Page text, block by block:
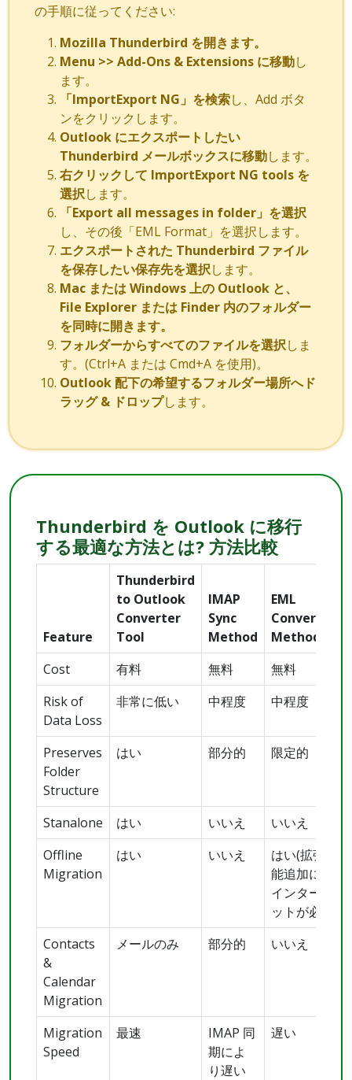
の手順に従ってください:
Mozilla Thunderbird を開きます。
Menu >> Add-Ons & Extensions に移動し
ます。
「ImportExport NG」を検索し、Add ボタ
ンをクリックします。
Outlook にエクスポートしたい
Thunderbird メールボックスに移動します。
右クリックして ImportExport NG tools を
選択します。
「Export all messages in folder」を選択
し、その後「EML Format」を選択します。
エクスポートされた Thunderbird ファイル
を保存したい保存先を選択します。
Mac または Windows 上の Outlook と、
File Explorer または Finder 内のフォルダー
を同時に開きます。
フォルダーからすべてのファイルを選択しま
す。(Ctrl+A または Cmd+A を使用)。
Outlook 配下の希望するフォルダー場所へド
ラッグ & ドロップします。
Thunderbird を Outlook に移行
する最適な方法とは? 方法比較
Feature
Thunderbird
to Outlook
Converter
Tool
IMAP
Sync
Method
EML
Conversion
Method
Cost
有料 無料
無料
Risk of
Data Loss
非常に低い 中程度 中程度
Preserves
Folder
Structure
はい 部分的 限定的
Stanalone はい いいえ
いいえ
Offline
Migration
はい いいえ
はい(拡張機
能追加には
インターネ
ットが必要)
Contacts
&
Calendar
Migration
メールのみ 部分的 いいえ
Migration
Speed
最速
IMAP 同
期によ
り遅い
遅い